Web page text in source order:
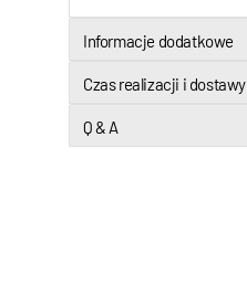
Informacje dodatkowe
Czas realizacji i dostawy
Q & A